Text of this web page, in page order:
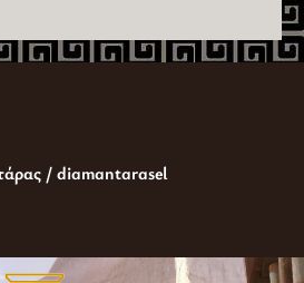
/ diamantarasel